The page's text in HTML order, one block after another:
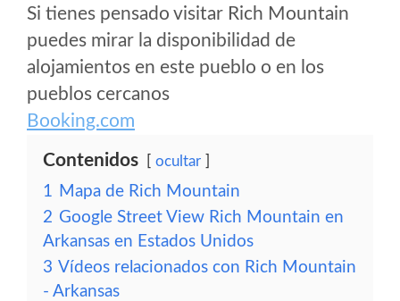
Si tienes pensado visitar Rich Mountain
puedes mirar la disponibilidad de
alojamientos en este pueblo o en los
pueblos cercanos
Booking.com
Contenidos ocultar
1 Mapa de Rich Mountain
2 Google Street View Rich Mountain en
Arkansas en Estados Unidos
3 Vídeos relacionados con Rich Mountain
- Arkansas